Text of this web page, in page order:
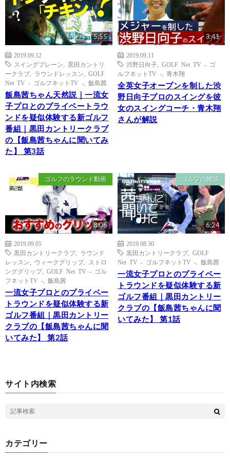
5:55
2019.09.12
スイングプレーン
黒田カントリ
ークラブ
ラウンドレッスン
GOLF
Net TV - ゴルフネットTV -
飯島茜
飯島茜ちゃん天然説｜一流女
子プロとのプライベートラウ
ンドを疑似体験する新ゴルフ
番組｜黒田カントリークラブ
の【飯島茜ちゃんに聞いてみ
た】 第3話
3:41
2019.09.11
渋野日向子
GOLF Net TV - ゴ
ルフネットTV -
青木翔
全英女子オープンを制した渋
野日向子プロのスイングを彼
女のスイングコーチ・青木翔
さんが解説
ゴルフのラウンド動画
8:06
2019.09.05
黒田カントリークラブ
ラウンド
レッスン
ウィークグリップ,
ストロ
ンググリップ, GOLF Net TV - ゴル
フネットTV -
飯島茜
一流女子プロとのプライベー
トラウンドを疑似体験する新
ゴルフ番組｜黒田カントリー
クラブの【飯島茜ちゃんに聞
いてみた】 第2話
ゴルフの雑談
6:24
2019.08.30
黒田カントリークラブ
GOLF
Net TV - ゴルフネットTV -
飯島茜
一流女子プロとのプライベー
トラウンドを疑似体験する新
ゴルフ番組｜黒田カントリー
クラブの【飯島茜ちゃんに聞
いてみた】 第1話
サイト内検索
カテゴリー